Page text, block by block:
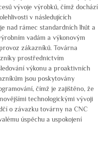
vývoje výrobků, čímž dochází
v následujících
nad rámec standardních lhůt a
vadám a výkonovým
zákazníků. Továrna
prostřednictvím
výkonu a proaktivních
jsou poskytovány
čímž je zajištěno, že
technologickými vývoji
o závazku továrny na CNC
úspěchu a uspokojení